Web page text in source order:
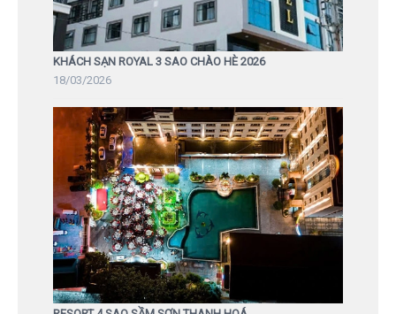
KHÁCH SẠN ROYAL 3 SAO CHÀO HÈ 2026
18/03/2026